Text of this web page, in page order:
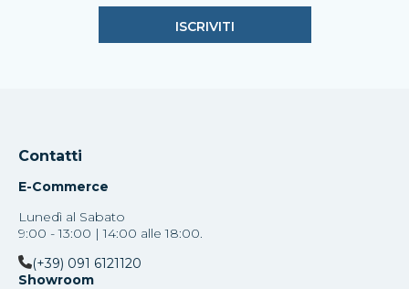
Contatti
E-Commerce
Lunedì al Sabato
9:00 - 13:00 | 14:00 alle 18:00.
(+39) 091 6121120
Showroom